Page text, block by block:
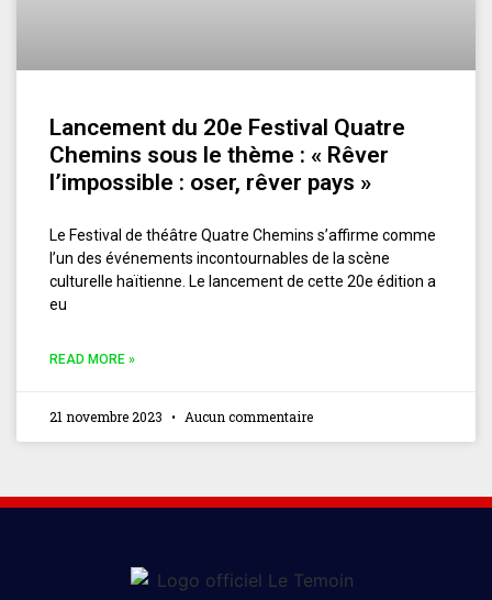
Lancement du 20e Festival Quatre
Chemins sous le thème : « Rêver
l’impossible : oser, rêver pays »
Le Festival de théâtre Quatre Chemins s’affirme comme
l’un des événements incontournables de la scène
culturelle haïtienne. Le lancement de cette 20e édition a
eu
READ MORE »
21 novembre 2023 Aucun commentaire